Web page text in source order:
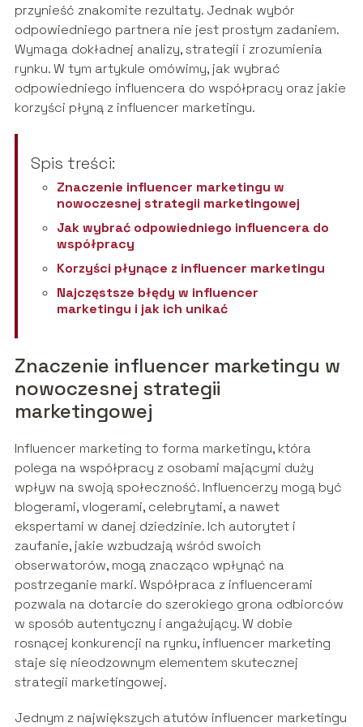
przynieść znakomite rezultaty. Jednak wybór
odpowiedniego partnera nie jest prostym zadaniem.
Wymaga dokładnej analizy, strategii i zrozumienia
rynku. W tym artykule omówimy, jak wybrać
odpowiedniego influencera do współpracy oraz jakie
korzyści płyną z influencer marketingu.
Spis treści:
Znaczenie influencer marketingu w
nowoczesnej strategii marketingowej
Jak wybrać odpowiedniego influencera do
współpracy
Korzyści płynące z influencer marketingu
Najczęstsze błędy w influencer
marketingu i jak ich unikać
Znaczenie influencer marketingu w
nowoczesnej strategii
marketingowej
Influencer marketing to forma marketingu, która
polega na współpracy z osobami mającymi duży
wpływ na swoją społeczność. Influencerzy mogą być
blogerami, vlogerami, celebrytami, a nawet
ekspertami w danej dziedzinie. Ich autorytet i
zaufanie, jakie wzbudzają wśród swoich
obserwatorów, mogą znacząco wpłynąć na
postrzeganie marki. Współpraca z influencerami
pozwala na dotarcie do szerokiego grona odbiorców
w sposób autentyczny i angażujący. W dobie
rosnącej konkurencji na rynku, influencer marketing
staje się nieodzownym elementem skutecznej
strategii marketingowej.
Jednym z największych atutów influencer marketingu